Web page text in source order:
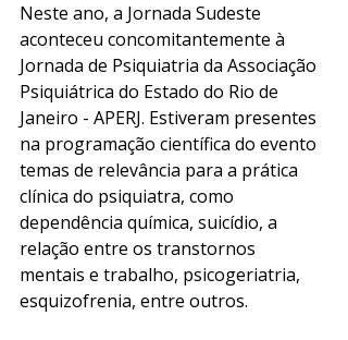
Neste ano, a Jornada Sudeste
aconteceu concomitantemente à
Jornada de Psiquiatria da Associação
Psiquiátrica do Estado do Rio de
Janeiro - APERJ. Estiveram presentes
na programação científica do evento
temas de relevância para a prática
clínica do psiquiatra, como
dependência química, suicídio, a
relação entre os transtornos
mentais e trabalho, psicogeriatria,
esquizofrenia, entre outros.